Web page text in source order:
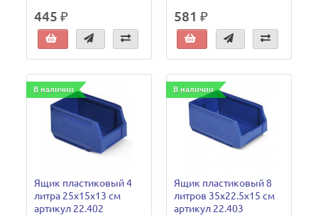
445 ₽ 581 ₽
В наличии
Ящик пластиковый 4
литра 25x15x13 см
артикул 22.402
В наличии
Ящик пластиковый 8
литров 35x22.5x15 см
артикул 22.403